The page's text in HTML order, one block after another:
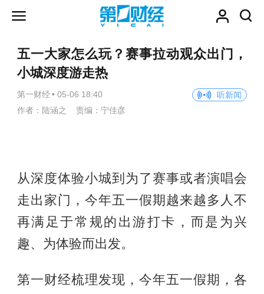
五一大家怎么玩？赛事拉动观众出门，
小城深度游走热
第一财经 • 05-06 18:40
听新闻
作者：陆涵之 责编：宁佳彦
从深度体验小城到为了赛事或者演唱会
走出家门，今年五一假期越来越多人不
再满足于常规的出游打卡，而是为兴
趣、为体验而出发。
第一财经梳理发现，今年五一假期，各